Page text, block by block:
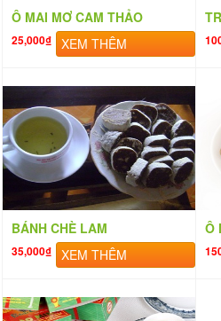
Ô MAI MƠ CAM THẢO
25,000₫ XEM THÊM
BÁNH CHÈ LAM
35,000₫ XEM THÊM
Ô